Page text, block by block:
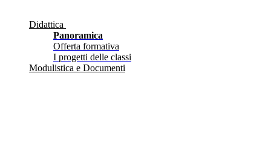
Didattica
Panoramica
Offerta formativa
I progetti delle classi
Modulistica e Documenti